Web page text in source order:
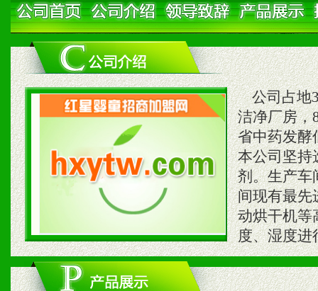
公司占地
洁净厂房，
省中药发酵
本公司坚持
剂。生产车
间现有最先
动烘干机等
度、湿度进